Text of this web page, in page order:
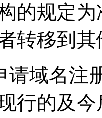
的规定
转移到
请域名注
行的及